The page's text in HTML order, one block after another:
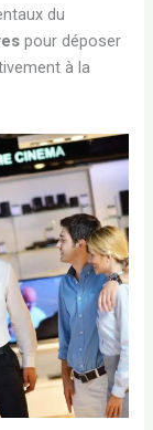
du
pour déposer
à la